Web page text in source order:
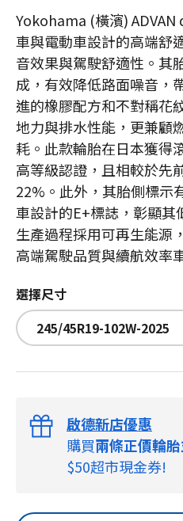
Yokohama (橫濱)
車與電動車設計的高端舒
音效果與駕駛舒適性。其
成，有效降低路面噪音，
進的橡膠配方和不對稱花
地力與排水性能，更兼顧
耗。此款輪胎在日本獲得
高等級認證，且相較於先
22%。此外，其胎側標示
車設計的E+標誌，彰顯其
生產過程採用可再生能源
高端駕駛品質與續航效率
選擇尺寸
245/45R19-102W-2025
啟德新店優惠
購買兩條正價輪
$50超市現金券!